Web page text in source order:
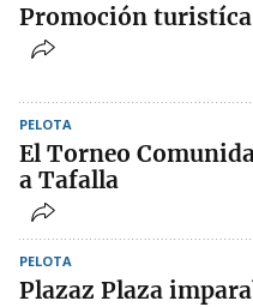
Promoción
PELOTA
El Torneo
a Tafalla
PELOTA
Plazaz Plaza